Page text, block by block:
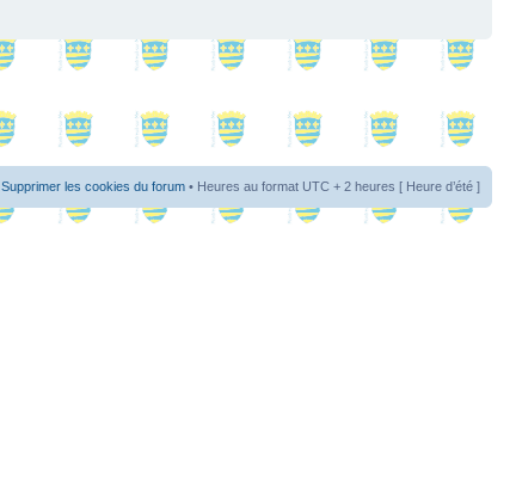
Supprimer les cookies du forum • Heures au format UTC + 2 heures [ Heure d’été ]